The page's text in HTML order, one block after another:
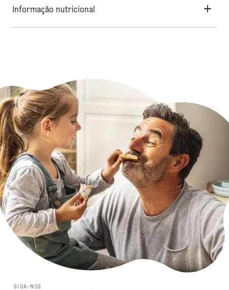
Informação nutricional
SIGA-NOS